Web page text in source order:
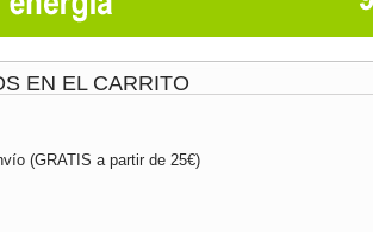
EN EL CARRITO
(GRATIS a partir de 25€)